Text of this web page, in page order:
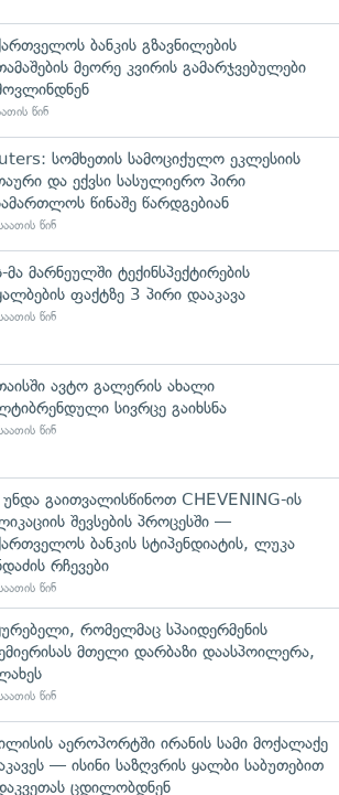
ბანკის გზავნილების
მეორე კვირის გამარჯვებულები
წინ
სომხეთის სამოციქულო ეკლესიის
და ექვსი სასულიერო პირი
წინაშე წარდგებიან
წინ
მა მარნეულში ტექინსპექტირების
ფაქტზე 3 პირი დააკავა
წინ
ავტო გალერის ახალი
სივრცე გაიხსნა
წინ
გაითვალისწინოთ CHEVENING-ის
შევსების პროცესში —
ბანკის სტიპენდიატის, ლუკა
რჩევები
წინ
რომელმაც სპაიდერმენის
მთელი დარბაზი დაასპოილერა,
წინ
აეროპორტში ირანის სამი მოქალაქე
— ისინი საზღვრის ყალბი საბუთებით
ცდილობდნენ